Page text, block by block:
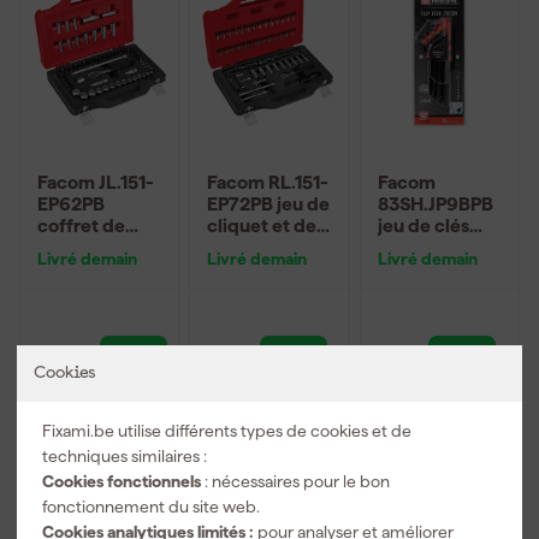
Cookies
Fixami.be utilise différents types de cookies et de
techniques similaires :
Cookies fonctionnels : nécessaires pour le bon
fonctionnement du site web.
Cookies analytiques limités : pour analyser et améliorer
Facom JL.151-
EP62PB
coffret de
et douilles 62
Box - 3/8"
Livré demain
TTC
Facom RL.151-
EP72PB jeu de
cliquet et de
pièces dans
Livré demain
Facom
83SH.JP9BPB
jeu de clés
longues à tête
Livré demain
Nouveau